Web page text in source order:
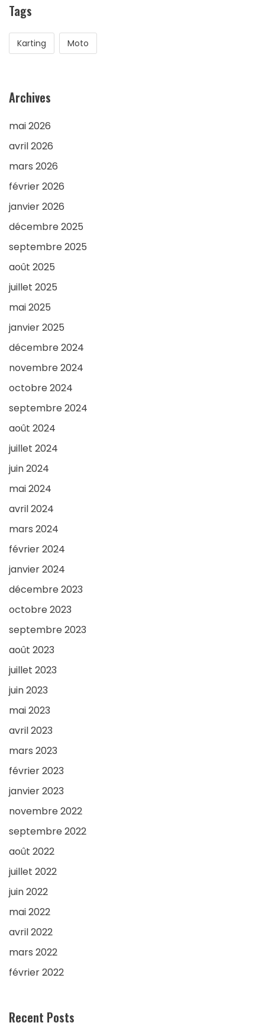
Tags
Karting Moto
Archives
mai 2026
avril 2026
mars 2026
février 2026
janvier 2026
décembre 2025
septembre 2025
août 2025
juillet 2025
mai 2025
janvier 2025
décembre 2024
novembre 2024
octobre 2024
septembre 2024
août 2024
juillet 2024
juin 2024
mai 2024
avril 2024
mars 2024
février 2024
janvier 2024
décembre 2023
octobre 2023
septembre 2023
août 2023
juillet 2023
juin 2023
mai 2023
avril 2023
mars 2023
février 2023
janvier 2023
novembre 2022
septembre 2022
août 2022
juillet 2022
juin 2022
mai 2022
avril 2022
mars 2022
février 2022
Recent Posts